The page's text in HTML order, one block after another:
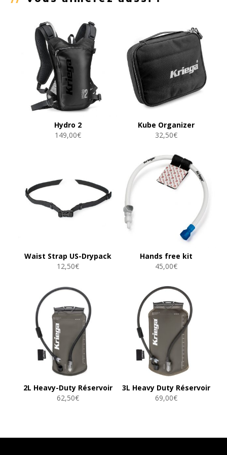
Hydro 2
149,00€
Kube Organizer
32,50€
Waist Strap US-Drypack
12,50€
Hands free kit
45,00€
2L Heavy-Duty Réservoir
62,50€
3L Heavy Duty Réservoir
69,00€